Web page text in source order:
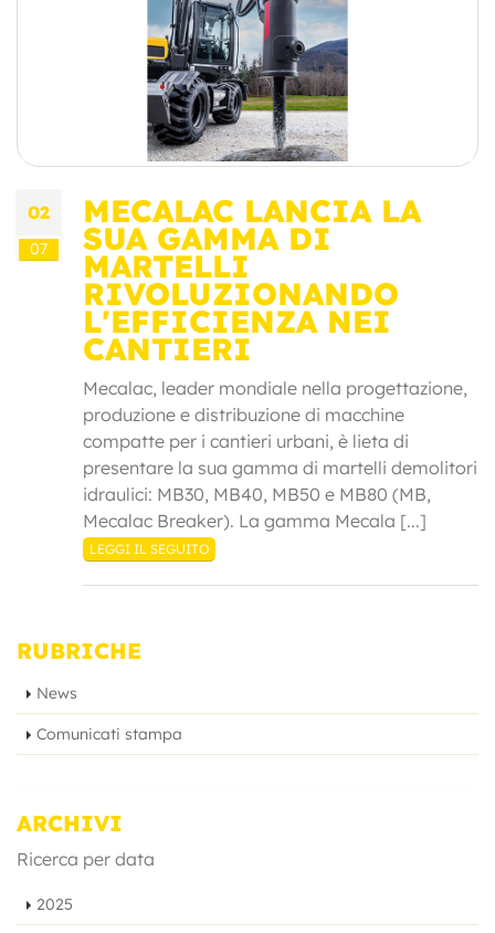
02
07
MECALAC LANCIA LA
SUA GAMMA DI
MARTELLI
RIVOLUZIONANDO
L'EFFICIENZA NEI
CANTIERI
Mecalac, leader mondiale nella progettazione,
produzione e distribuzione di macchine
compatte per i cantieri urbani, è lieta di
presentare la sua gamma di martelli demolitori
idraulici: MB30, MB40, MB50 e MB80 (MB,
Mecalac Breaker). La gamma Mecala [...]
LEGGI IL SEGUITO
RUBRICHE
News
Comunicati stampa
ARCHIVI
Ricerca per data
2025